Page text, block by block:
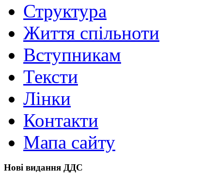
Структура
Життя спільноти
Вступникам
Тексти
Лінки
Контакти
Мапа сайту
Нові видання ДДС